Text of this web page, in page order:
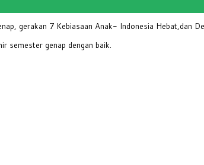
gerakan 7 Kebiasaan Anak- Indonesia Hebat,dan
semester genap dengan baik.